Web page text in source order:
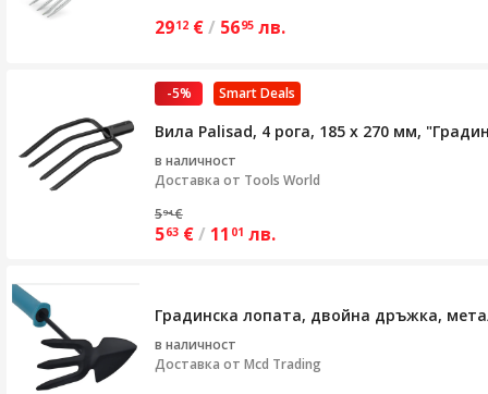
2912 €/ 5695 лв.
Smart Deals
-5%
Вила Palisad, 4 рога, 185 х 270 мм,
в наличност
Доставка от Tools World
594 €
563 €/ 11 01 лв.
Градинска лопата, двойна дръжка,
в наличност
Доставка от Mcd Trading